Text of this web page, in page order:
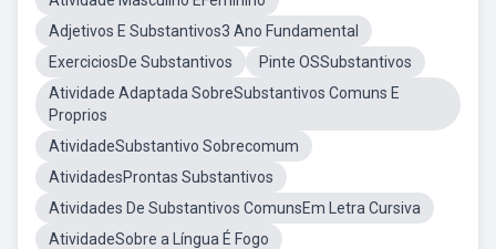
Adjetivos E Substantivos3 Ano Fundamental
ExerciciosDe Substantivos
Pinte OSSubstantivos
Atividade Adaptada SobreSubstantivos Comuns E
Proprios
AtividadeSubstantivo Sobrecomum
AtividadesProntas Substantivos
Atividades De Substantivos ComunsEm Letra Cursiva
AtividadeSobre a Língua É Fogo